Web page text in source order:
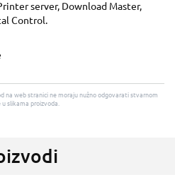
server, Download Master,
Control.
na web stranici ne moraju nužno odgovarati stvarnom
slikama proizvoda.